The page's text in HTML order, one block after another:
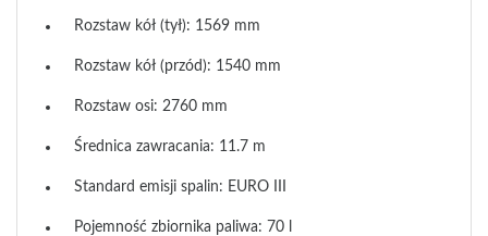
Rozstaw kół (tył): 1569 mm
Rozstaw kół (przód): 1540 mm
Rozstaw osi: 2760 mm
Średnica zawracania: 11.7 m
Standard emisji spalin: EURO III
Pojemność zbiornika paliwa: 70 l